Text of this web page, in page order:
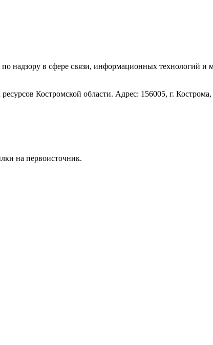
надзору в сфере связи, информационных технологий и
Костромской области. Адрес: 156005, г. Кострома,
на первоисточник.